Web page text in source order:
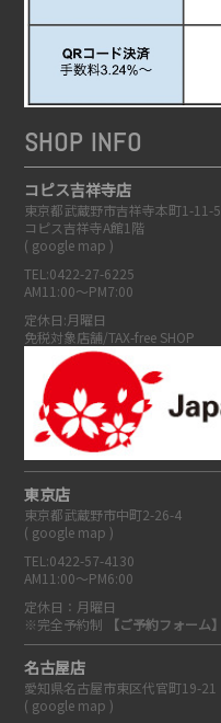
SHOP INFO
コピス吉祥寺店
東京都武蔵野市吉祥寺本町1-11-5
コピス吉祥寺A館1階
( google map )
TEL:0422-27-6225
AM11:00～PM7:00
定休日:月曜日
免税対象店舗/TAX-free SHOP
東京店
東京都武蔵野市中町2-26-4
( google map )
TEL:0422-57-4130
AM11:00～PM6:00
定休日：月曜日
※完全予約制
【ご予約フォーム】
名古屋店
愛知県名古屋市東区代官町19-21
( google map )